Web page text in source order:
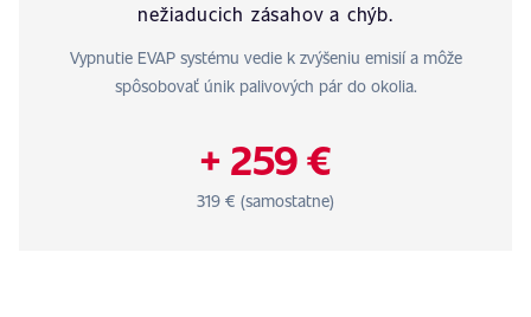
nežiaducich zásahov a chýb.
Vypnutie EVAP systému vedie k zvýšeniu emisií a môže
spôsobovať únik palivových pár do okolia.
+ 259 €
319 € (samostatne)